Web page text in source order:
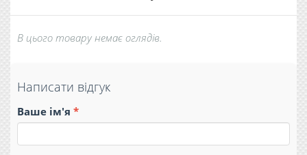
В цього товару немає оглядів.
Написати відгук
Ваше ім'я